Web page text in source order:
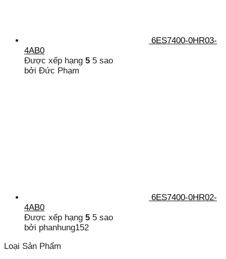
6ES7400-0HR03-
4AB0
Được xếp hạng 5 5 sao
bởi Đức Phạm
6ES7400-0HR02-
4AB0
Được xếp hạng 5 5 sao
bởi phanhung152
Loại Sản Phẩm